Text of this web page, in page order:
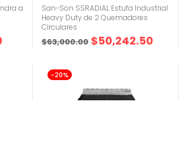
a
San-Son SSRADIAL Estufa Industrial
Heavy Duty de 2 Quemadores
Círculares
$63,000.00 $50,242.50
-20%